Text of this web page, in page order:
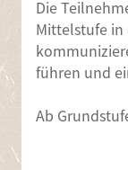
Die
Mittelstufe in
führen und
Ab